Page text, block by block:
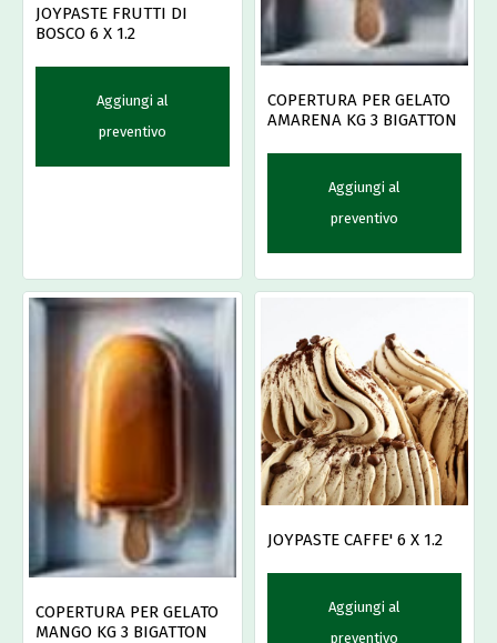
JOYPASTE FRUTTI DI
BOSCO 6 X 1.2
Aggiungi al
preventivo
COPERTURA PER GELATO
AMARENA KG 3 BIGATTON
Aggiungi al
preventivo
COPERTURA PER GELATO
MANGO KG 3 BIGATTON
JOYPASTE CAFFE' 6 X 1.2
Aggiungi al
preventivo